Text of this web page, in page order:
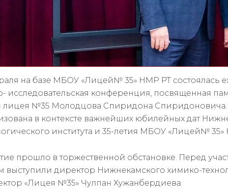
на базе МБОУ «Лицей№ 35» НМР РТ состоялась
исследовательская конференция, посвященная
№35 Молодцова Спиридона Спиридоновича.
в контексте важнейших юбилейных дат
института и 35-летия МБОУ «Лицей№
прошло в торжественной обстановке. Перед
выступили директор Нижнекамского химико-
«Лицея №35» Чулпан Хужанбердиева.